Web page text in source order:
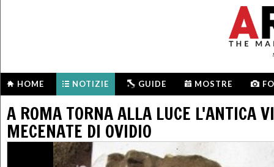
HOME NOTIZIE GUIDE MOSTRE
A ROMA TORNA ALLA LUCE L'ANTICA
MECENATE DI OVIDIO